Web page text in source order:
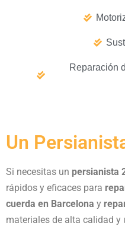
Reparación
Un
Si necesitas un persianista
rápidos y eficaces para
cuerda en Barcelona y
materiales de alta calidad y